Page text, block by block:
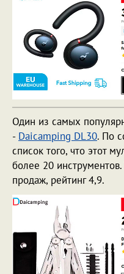
Один из самых
- Daicamping DL30. По
список того, что этот
более 20
продаж, рейтинг 4,9.